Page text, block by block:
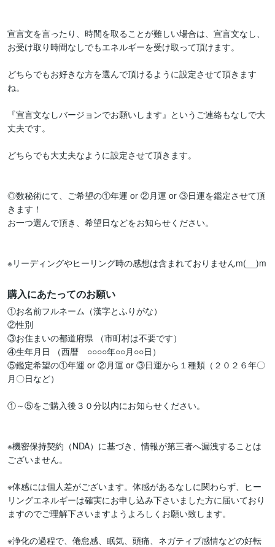
宣言文を言ったり、時間を取ることが難しい場合は、宣言文なし、
お受け取り時間なしでもエネルギーを受け取って頂けます。
どちらでもお好きな方を選んで頂けるように設定させて頂きます
ね。
『宣言文なしバージョンでお願いします』というご連絡もなしで大
丈夫です。
どちらでも大丈夫なように設定させて頂きます。
◎数秘術にて、ご希望の①年運 or ②月運 or ③日運を鑑定させて頂
きます！
お一つ選んで頂き、希望日などをお知らせください。
※リーディングやヒーリング時の感想は含まれておりませんm(__)m
購入にあたってのお願い
①お名前フルネーム（漢字とふりがな）
②性別
③お住まいの都道府県 （市町村は不要です）
④生年月日 （西暦　○○○○年○○月○○日）
⑤鑑定希望の①年運 or ②月運 or ③日運から１種類（２０２６年〇
月〇日など）
①～⑤をご購入後３０分以内にお知らせください。
※機密保持契約（NDA）に基づき、情報が第三者へ漏洩することは
ございません。
※体感には個人差がございます。体感があるなしに関わらず、ヒー
リングエネルギーは確実にお申し込み下さいました方に届いており
ますのでご理解下さいますようよろしくお願い致します。
※浄化の過程で、倦怠感、眠気、頭痛、ネガティブ感情などの好転